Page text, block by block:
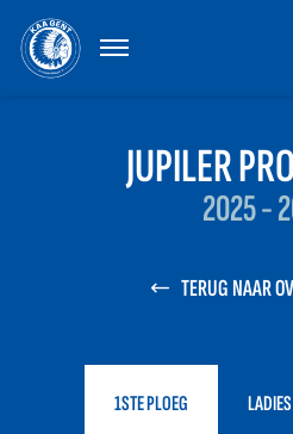
MENU
JUPILER
2025 -
TERUG NAAR
1STE PLOEG LADIES